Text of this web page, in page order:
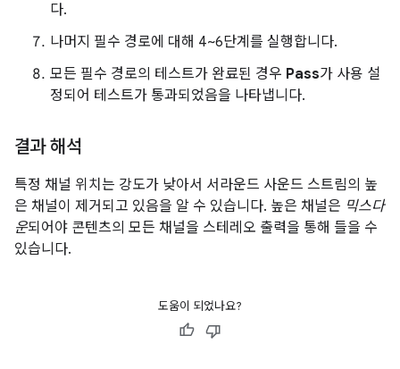
다.
나머지 필수 경로에 대해 4~6단계를 실행합니다.
모든 필수 경로의 테스트가 완료된 경우 Pass가 사용 설
정되어 테스트가 통과되었음을 나타냅니다.
결과 해석
특정 채널 위치는 강도가 낮아서 서라운드 사운드 스트림의 높
은 채널이 제거되고 있음을 알 수 있습니다. 높은 채널은 믹스다
운되어야 콘텐츠의 모든 채널을 스테레오 출력을 통해 들을 수
있습니다.
도움이 되었나요?